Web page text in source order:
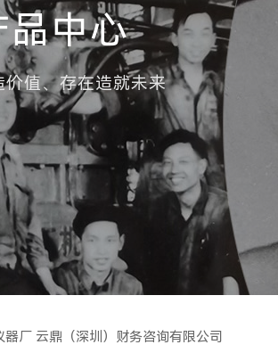
品中心
价值、存在造就未来
器厂 云鼎（深圳）财务咨询有限公司